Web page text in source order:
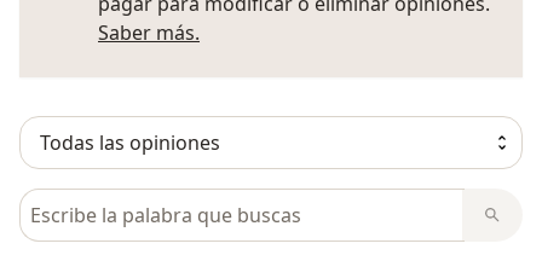
Saber más.
Busca en opiniones